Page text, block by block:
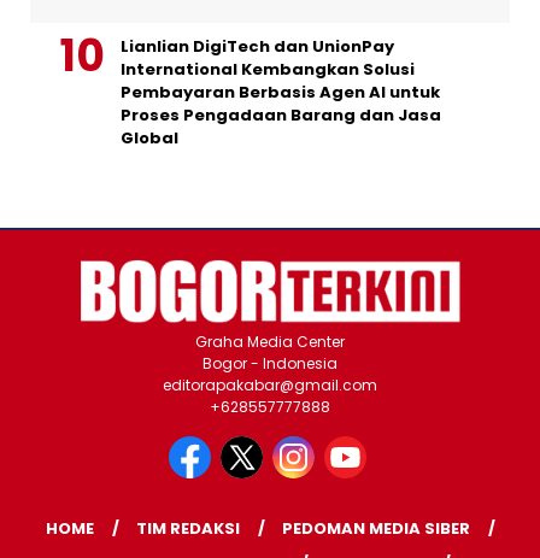
Lianlian DigiTech dan UnionPay
International Kembangkan Solusi
Pembayaran Berbasis Agen AI untuk
Proses Pengadaan Barang dan Jasa
Global
Graha Media Center
Bogor - Indonesia
editorapakabar@gmail.com
+628557777888
HOME TIM REDAKSI
PEDOMAN MEDIA SIBER